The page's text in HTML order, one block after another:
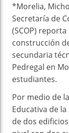
*Morelia,
Secretaría de
(SCOP)
construcción
secundaria
Pedregal en
estudiantes.
Por medio de
Educativa de
de dos